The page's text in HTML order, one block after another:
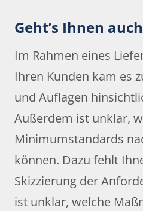
Geht’s Ihnen
Im Rahmen eines
Ihren Kunden kam es
und Auflagen
Außerdem ist unklar,
Minimumstandards
können. Dazu fehlt
Skizzierung der
ist unklar, welche